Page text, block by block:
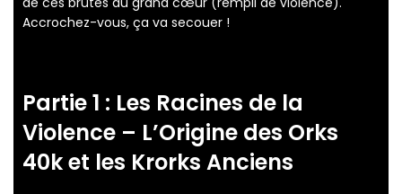
Accrochez-vous, ça va secouer !
Partie 1 : Les Racines de la
Violence – L’Origine des Orks
40ket les Krorks Anciens